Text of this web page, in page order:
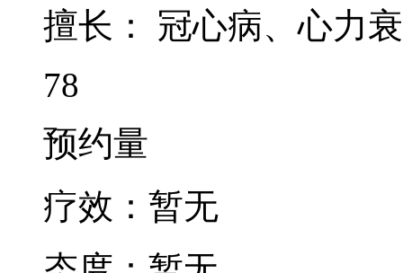
预约量
疗效： 暂无
态度： 暂无